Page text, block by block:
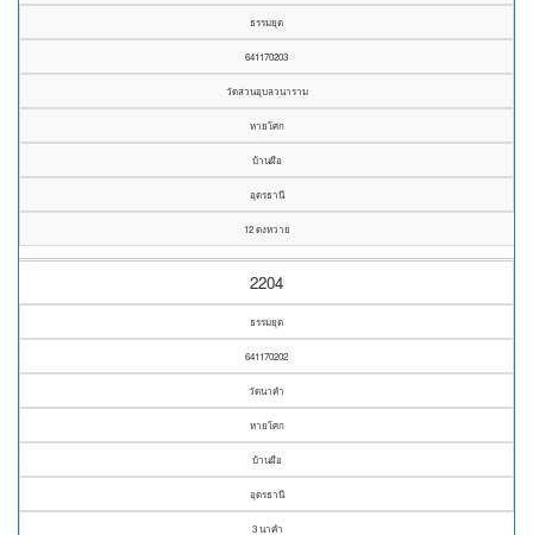
ธรรมยุต
641170203
วัดสวนอุบลวนาราม
หายโศก
บ้านผือ
อุดรธานี
12 ดงหวาย
2204
ธรรมยุต
641170202
วัดนาคำ
หายโศก
บ้านผือ
อุดรธานี
3 นาคำ